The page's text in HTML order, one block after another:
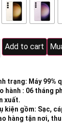
Add to cart
trạng: Máy 99%
hành : 06 tháng
xuất.
kiện gồm: Sạc,
hàng tận nơi,